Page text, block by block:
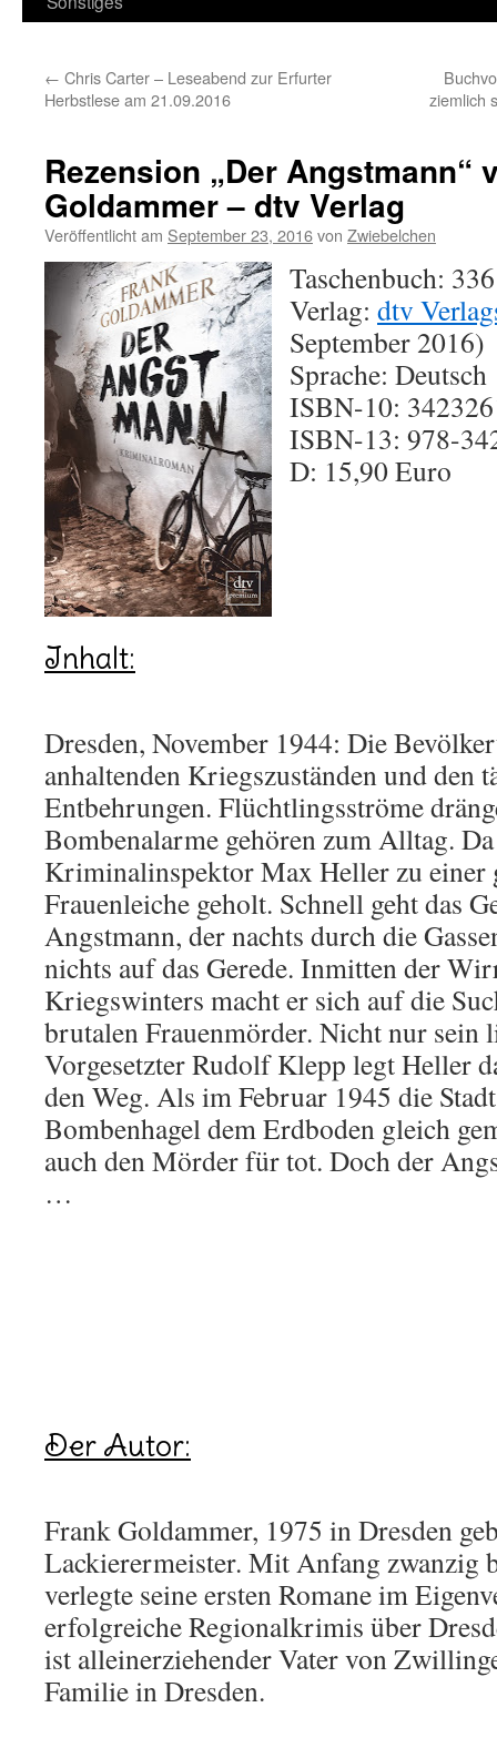
← Chris Carter – Leseabend zur Erfurter
Herbstlese am 21.09.2016
ziemlich
Rezension „Der Angstmann“
Goldammer – dtv Verlag
Veröffentlicht am September 23, 2016von Zwiebelchen
Taschenbuch:
Verlag: dtv
September 2016)
Sprache: Deutsch
ISBN-10:
ISBN-13: 978-
D: 15,90 Euro
Inhalt:
Dresden, November 1944: Die
anhaltenden Kriegszuständen und den
Entbehrungen. Flüchtlingsströme
Bombenalarme gehören zum Alltag.
Kriminalinspektor Max Heller zu einer
Frauenleiche geholt. Schnell geht das
Angstmann, der nachts durch die
nichts auf das Gerede. Inmitten der
Kriegswinters macht er sich auf die
brutalen Frauenmörder. Nicht nur sein
Vorgesetzter Rudolf Klepp legt Heller
den Weg. Als im Februar 1945 die
Bombenhagel dem Erdboden gleich
auch den Mörder für tot. Doch der
…
Der Autor:
Frank Goldammer, 1975 in Dresden
Lackierermeister. Mit Anfang zwanzig
verlegte seine ersten Romane im
erfolgreiche Regionalkrimis über
ist alleinerziehender Vater von
Familie in Dresden.